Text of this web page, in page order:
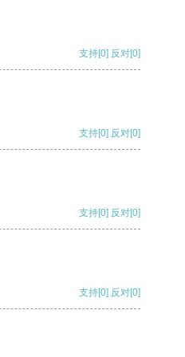
支持[0] 反对[0]
支持[0] 反对[0]
支持[0] 反对[0]
支持[0] 反对[0]